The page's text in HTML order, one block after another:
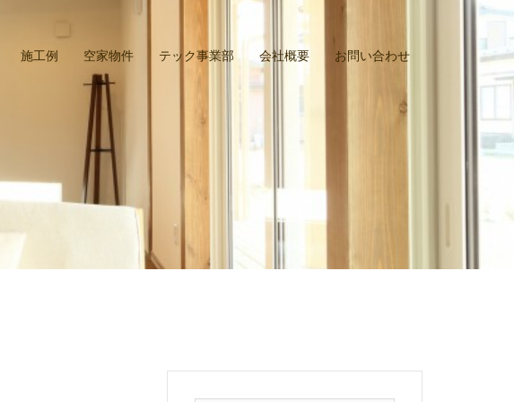
施工例 空家物件 テック事業部 会社概要 お問い合わせ